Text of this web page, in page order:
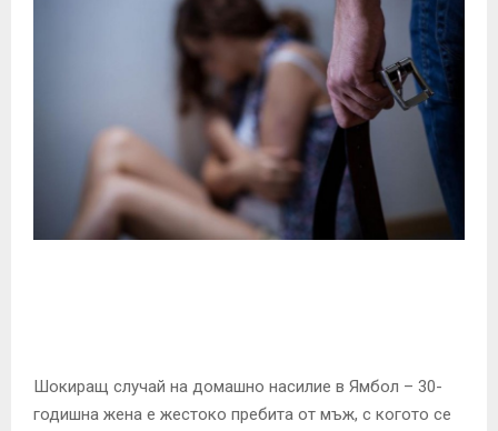
N
Шокиращ случай на домашно насилие в Ямбол – 30-
годишна жена е жестоко пребита от мъж, с когото се